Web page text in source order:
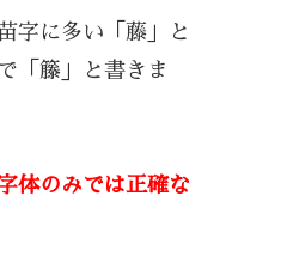
字に多い「藤」と
「籐」と書きま
体のみでは正確な